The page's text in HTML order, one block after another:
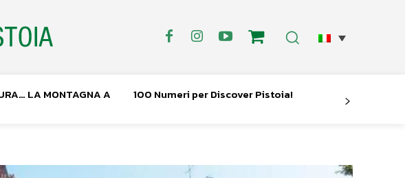
LA MONTAGNA A 100 Numeri per Discover Pistoia!